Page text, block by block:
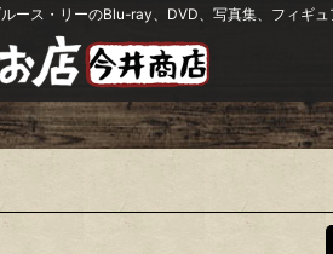
ース・リーのBlu-ray、DVD、写真集、フィギ